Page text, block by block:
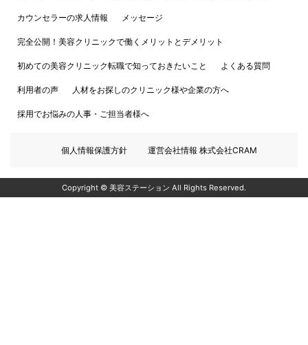
カウンセラーの求人情報 メッセージ
完全公開！美容クリニックで働くメリットとデメリット
初めての美容クリニック転職で知っておきたいこと よくある質問
利用者の声 人材をお探しのクリニック様や企業の方へ
採用でお悩みの人事・ご担当者様へ
個人情報保護方針 運営会社情報 株式会社CRAM
Copyright © 美容ステーション All Rights Reserved.